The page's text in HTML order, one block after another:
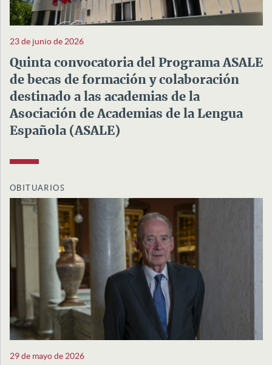
23 de junio de 2026
Quinta convocatoria del Programa ASALE
de becas de formación y colaboración
destinado a las academias de la
Asociación de Academias de la Lengua
Española (ASALE)
OBITUARIOS
29 de mayo de 2026